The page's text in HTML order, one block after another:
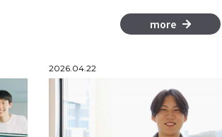
more
2026.04.22